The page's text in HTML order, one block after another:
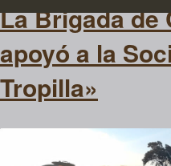
La Brigada de
apoyó a la
Tropilla»